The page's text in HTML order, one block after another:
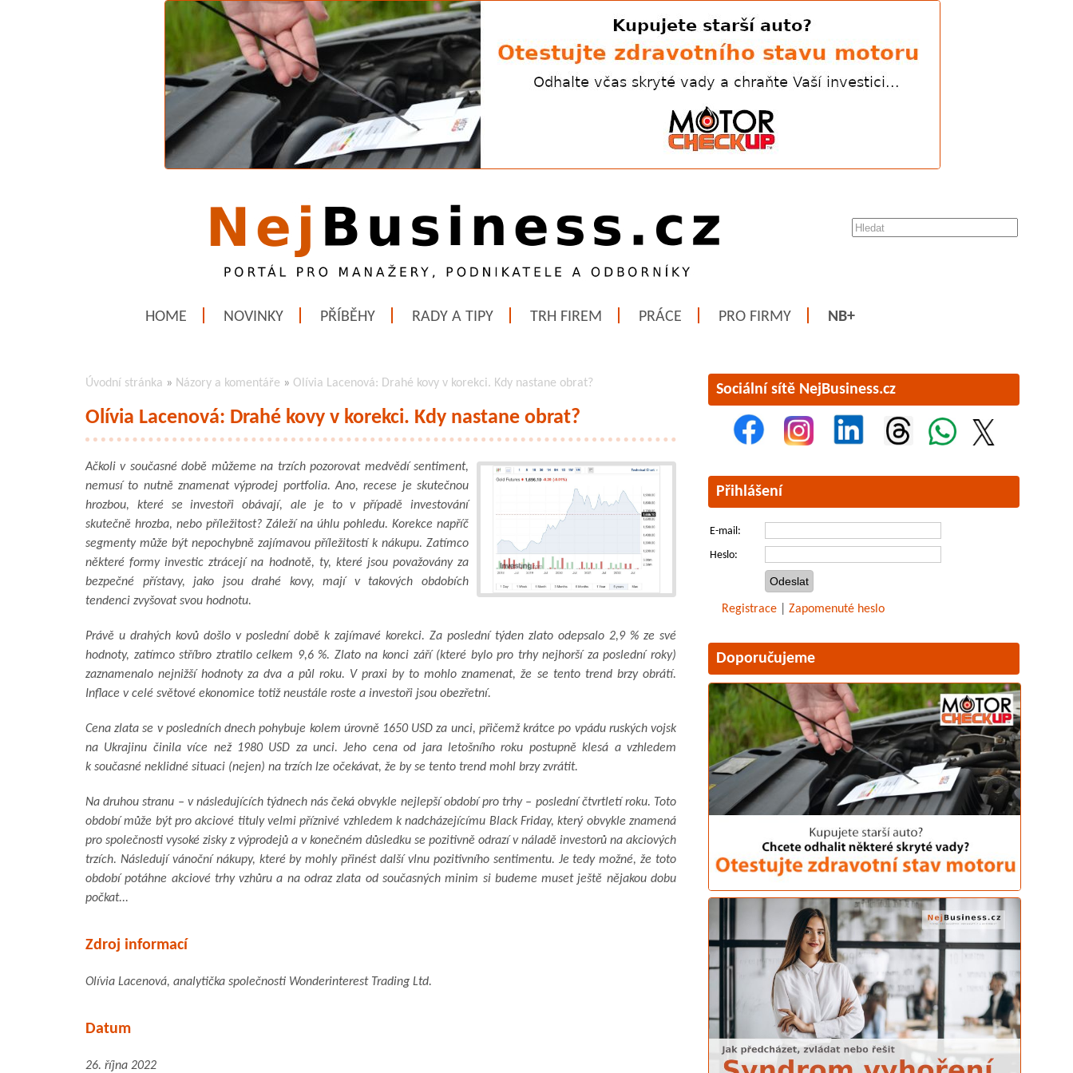
HOME NOVINKY PŘÍBĚHY RADY A TIPY TRH FIREM PRÁCE PRO FIRMY NB+
Úvodní stránka » Názory a komentáře » Olívia Lacenová: Drahé kovy v korekci. Kdy nastane obrat?
Olívia Lacenová: Drahé kovy v korekci. Kdy nastane obrat?
Ačkoli v současné době můžeme na trzích pozorovat medvědí sentiment,
nemusí to nutně znamenat výprodej portfolia. Ano, recese je skutečnou
hrozbou, které se investoři obávají, ale je to v případě investování
skutečně hrozba, nebo příležitost? Záleží na úhlu pohledu. Korekce napříč
segmenty může být nepochybně zajímavou příležitostí k nákupu. Zatímco
některé formy investic ztrácejí na hodnotě, ty, které jsou považovány za
bezpečné přístavy, jako jsou drahé kovy, mají v takových obdobích
tendenci zvyšovat svou hodnotu.
Právě u drahých kovů došlo v poslední době k zajímavé korekci. Za poslední týden zlato odepsalo 2,9 % ze své
hodnoty, zatímco stříbro ztratilo celkem 9,6 %. Zlato na konci září (které bylo pro trhy nejhorší za poslední roky)
zaznamenalo nejnižší hodnoty za dva a půl roku. V praxi by to mohlo znamenat, že se tento trend brzy obrátí.
Inflace v celé světové ekonomice totiž neustále roste a investoři jsou obezřetní.
Cena zlata se v posledních dnech pohybuje kolem úrovně 1650 USD za unci, přičemž krátce po vpádu ruských vojsk
na Ukrajinu činila více než 1980 USD za unci. Jeho cena od jara letošního roku postupně klesá a vzhledem
k současné neklidné situaci (nejen) na trzích lze očekávat, že by se tento trend mohl brzy zvrátit.
Na druhou stranu – v následujících týdnech nás čeká obvykle nejlepší období pro trhy – poslední čtvrtletí roku. Toto
období může být pro akciové tituly velmi příznivé vzhledem k nadcházejícímu Black Friday, který obvykle znamená
pro společnosti vysoké zisky z výprodejů a v konečném důsledku se pozitivně odrazí v náladě investorů na akciových
trzích. Následují vánoční nákupy, které by mohly přinést další vlnu pozitivního sentimentu. Je tedy možné, že toto
období potáhne akciové trhy vzhůru a na odraz zlata od současných minim si budeme muset ještě nějakou dobu
počkat...
Zdroj informací
Olívia Lacenová, analytička společnosti Wonderinterest Trading Ltd.
Datum
26. října 2022
Sociální sítě NejBusiness.cz
Přihlášení
E-mail:
Heslo:
Registrace Zapomenuté heslo
Doporučujeme